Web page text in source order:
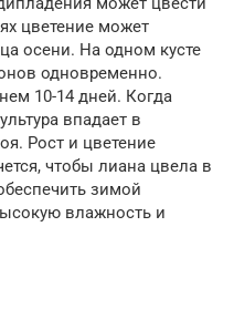
цветение может
осени. На одном кусте
одновременно.
10-14 дней. Когда
впадает в
Рост и цветение
чтобы лиана цвела в
зимой
влажность и